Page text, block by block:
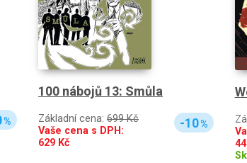
%
100 nábojů 13: Smůla
Základní cena: 699 Kč
Vaše cena s DPH:
629 Kč
-10%